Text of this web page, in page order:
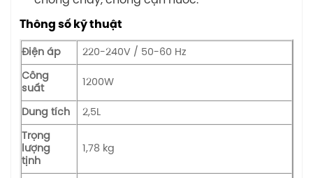
Thông số kỹ thuật
Điện áp 220-240V / 50-60 Hz
Công
suất
1200W
Dung tích 2,5L
Trọng
lượng
tịnh
1,78 kg